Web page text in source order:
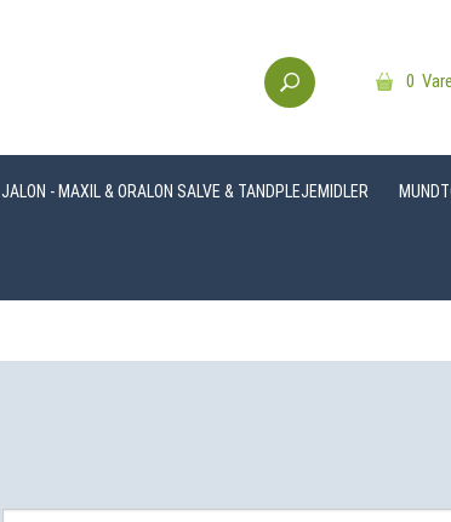
0
JALON - MAXIL & ORALON SALVE & TANDPLEJEMIDLER